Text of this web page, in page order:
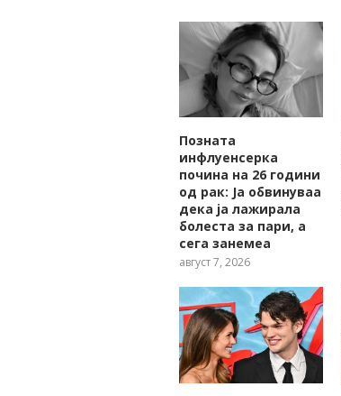
Позната
инфлуенсерка
почина на 26 години
од рак: Ја обвинуваа
дека ја лажирала
болеста за пари, а
сега занемеа
август 7, 2026